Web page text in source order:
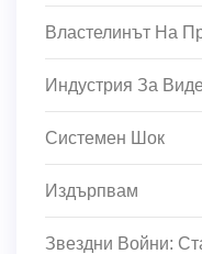
Властелинът На
Индустрия За
Системен Шок
Издърпвам
Звездни Войни: